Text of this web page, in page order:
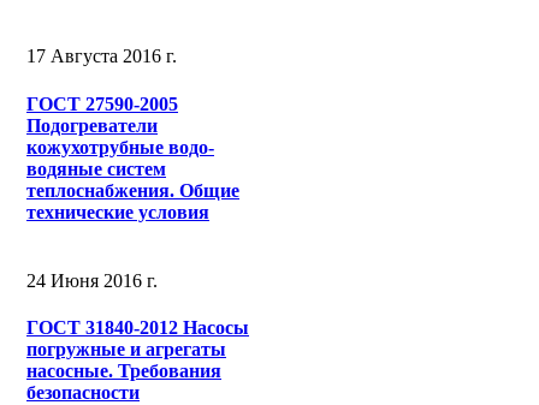
17 Августа 2016 г.
ГОСТ 27590-2005
Подогреватели
кожухотрубные водо-
водяные систем
теплоснабжения. Общие
технические условия
24 Июня 2016 г.
ГОСТ 31840-2012 Насосы
погружные и агрегаты
насосные. Требования
безопасности